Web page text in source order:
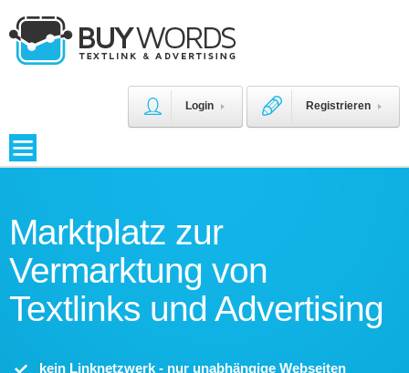
Login Registrieren
Marktplatz zur
Vermarktung von
Textlinks und Advertising
kein Linknetzwerk - nur unabhängige Webseiten